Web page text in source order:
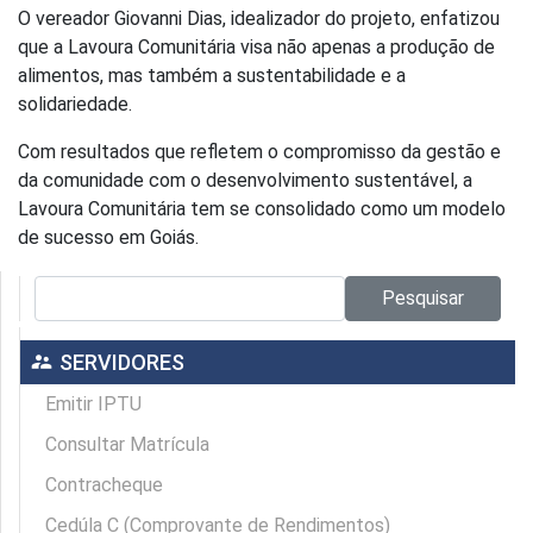
O vereador Giovanni Dias, idealizador do projeto, enfatizou
que a Lavoura Comunitária visa não apenas a produção de
alimentos, mas também a sustentabilidade e a
solidariedade.
Com resultados que refletem o compromisso da gestão e
da comunidade com o desenvolvimento sustentável, a
Lavoura Comunitária tem se consolidado como um modelo
de sucesso em Goiás.
Pesquisar
supervisor_account SERVIDORES
Emitir IPTU
Consultar Matrícula
Contracheque
Cedúla C (Comprovante de Rendimentos)